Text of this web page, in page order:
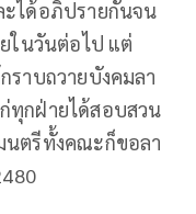
ได้อภิปรายกันจน
ในวันต่อไป แต่
าบถวายบังคมลา
ทุกฝ่ายได้สอบสวน
นตรีทั้งคณะก็ขอลา